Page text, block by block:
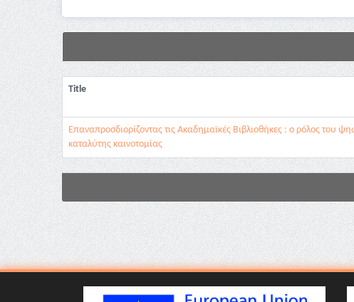
Title
Επαναπροσδιορίζοντας τις Ακαδημαϊκές Βιβλιοθήκες : ο ρόλος του
καταλύτης καινοτομίας